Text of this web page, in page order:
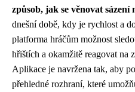
způsob, jak se věnovat sázení
dnešní době, kdy je rychlost a
platforma hráčům možnost
hřištích a okamžitě reagovat na
Aplikace je navržena tak, aby
přehledné rozhraní, které